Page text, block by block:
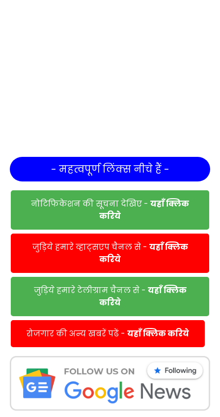
- महत्वपूर्ण लिंक्स नीचे हैं -
नोटिफिकेशन की सूचना देखिए - यहाँ क्लिक
करिये
जुड़िये हमारे व्हाट्सएप चैनल से - यहाँ क्लिक
करिये
जुड़िये हमारे टेलीग्राम चैनल से - यहाँ क्लिक
करिये
रोजगार की अन्य खबरें पढें - यहाँ क्लिक करिये